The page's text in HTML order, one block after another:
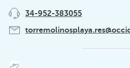
34-952-383055